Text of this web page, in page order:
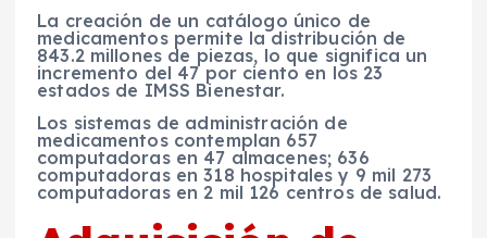
La creación de un catálogo único de
medicamentos permite la distribución de
843.2 millones de piezas, lo que significa un
incremento del 47 por ciento en los 23
estados de IMSS Bienestar.
Los sistemas de administración de
medicamentos contemplan 657
computadoras en 47 almacenes; 636
computadoras en 318 hospitales y 9 mil 273
computadoras en 2 mil 126 centros de salud.